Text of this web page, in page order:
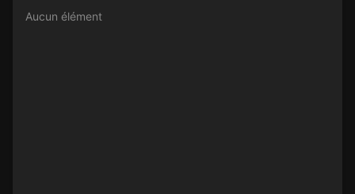
Aucun élément